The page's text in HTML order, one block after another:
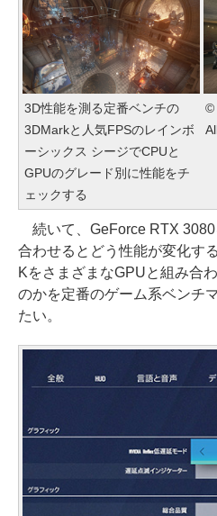
3D性能を測る定番ベンチの
3DMarkと人気FPSのレインボ
ーシックス シージでCPUと
GPUのグレード別に性能をチ
ェックする
©
続いて、GeForce RTX
合わせるとどう性能が変化す
KをさまざまなGPUと組み合
のかを定番のゲーム系ベンチ
たい。